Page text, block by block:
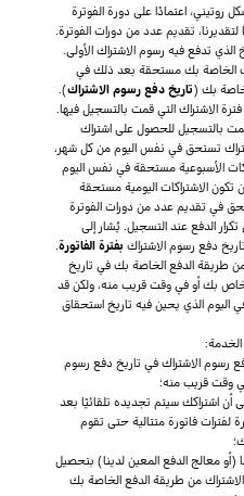
روتيني، اعتمادًا على دورة الفوترة
لتقديرنا، تقديم عدد من دورات الفوترة.
الذي تدفع فيه رسوم الاشتراك الأولى.
الخاصة بك مستحقة بعد ذلك في
بك (تاريخ دفع رسوم الاشتراك).
فترة الاشتراك التي قمت بالتسجيل فيها.
بالتسجيل للحصول على اشتراك
تستحق في نفس اليوم من كل شهر،
الأسبوعية مستحقة في نفس اليوم
الاشتراكات اليومية مستحقة
في تقديم عدد من دورات الفوترة
الدفع عند التسجيل. يُشار إلى
دفع رسوم الاشتراك بفترة الفاتورة.
طريقة الدفع الخاصة بك في تاريخ
بك أو في وقت قريب منه، ولكن قد
اليوم الذي يحين فيه تاريخ استحقاق
رسوم الاشتراك في تاريخ دفع رسوم
وقت قريب منه؛
أن اشتراكك سيتم تجديده تلقائيًا بعد
لفترات فاتورة متتالية حتى تقوم
(أو معالج الدفع المعين لدينا) بتحصيل
من طريقة الدفع الخاصة بك